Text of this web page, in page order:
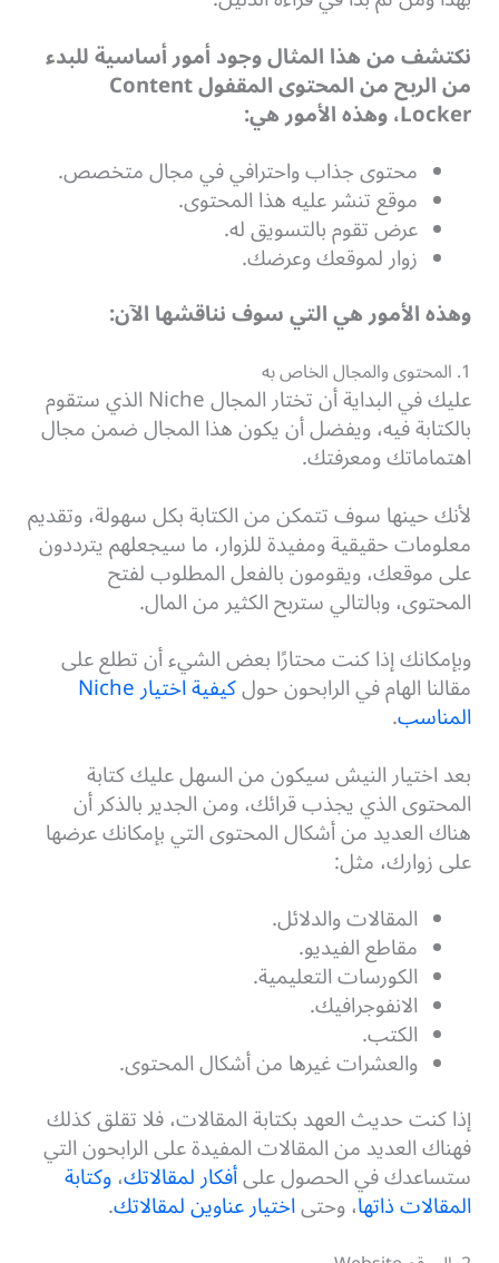
نكتشف من هذا المثال وجود أمور أساسية للبدء
من الربح من المحتوى المقفول Content
Locker، وهذه الأمور هي:
محتوى جذاب واحترافي في مجال متخصص.
موقع تنشر عليه هذا المحتوى.
عرض تقوم بالتسويق له.
زوار لموقعك وعرضك.
وهذه الأمور هي التي سوف نناقشها الآن:
1. المحتوى والمجال الخاص به
عليك في البداية أن تختار المجال Niche الذي ستقوم
بالكتابة فيه، ويفضل أن يكون هذا المجال ضمن مجال
اهتماماتك ومعرفتك.
لأنك حينها سوف تتمكن من الكتابة بكل سهولة، وتقديم
معلومات حقيقية ومفيدة للزوار، ما سيجعلهم يترددون
على موقعك، ويقومون بالفعل المطلوب لفتح
المحتوى، وبالتالي ستربح الكثير من المال.
وبإمكانك إذا كنت محتارًا بعض الشيء أن تطلع على
مقالنا الهام في الرابحون حول كيفية اختيار Niche
المناسب.
بعد اختيار النيش سيكون من السهل عليك كتابة
المحتوى الذي يجذب قرائك، ومن الجدير بالذكر أن
هناك العديد من أشكال المحتوى التي بإمكانك عرضها
على زوارك، مثل:
المقالات والدلائل.
مقاطع الفيديو.
الكورسات التعليمية.
الانفوجرافيك.
الكتب.
والعشرات غيرها من أشكال المحتوى.
إذا كنت حديث العهد بكتابة المقالات، فلا تقلق كذلك
فهناك العديد من المقالات المفيدة على الرابحون التي
ستساعدك في الحصول علىأفكار لمقالاتك،وكتابة
المقالات ذاتها، وحتىاختيار عناوين لمقالاتك.